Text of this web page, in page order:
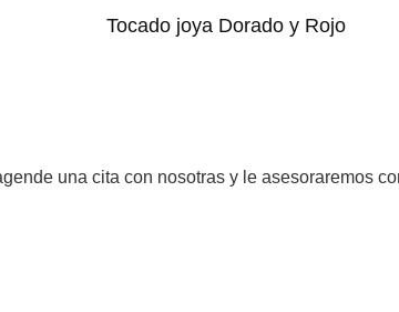
Tocado joya Dorado y Rojo
una cita con nosotras y le asesoraremos